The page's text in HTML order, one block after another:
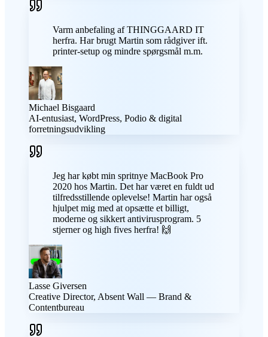
Varm anbefaling af THINGGAARD IT
herfra. Har brugt Martin som rådgiver ift.
printer-setup og mindre spørgsmål m.m.
Michael Bisgaard
AI-entusiast, WordPress, Podio & digital
forretningsudvikling
Jeg har købt min spritnye MacBook Pro
2020 hos Martin. Det har været en fuldt ud
tilfredsstillende oplevelse! Martin har også
hjulpet mig med at opsætte et billigt,
moderne og sikkert antivirusprogram. 5
stjerner og high fives herfra! 🙌
Lasse Giversen
Creative Director, Absent Wall — Brand &
Contentbureau